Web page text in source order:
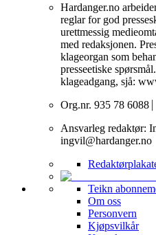
Hardanger.no
reglar for god
urettmessig
med redaksjonen.
klageorgan som
presseetiske
klageadgang, sjå:
Org.nr. 935 78 6088
Ansvarleg redaktør:
ingvil@hardanger.no
Teikn
Om oss
Personvern
Kjøpsvilkår